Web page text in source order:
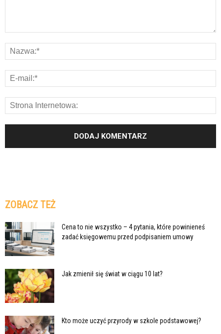
ZOBACZ TEŻ
Cena to nie wszystko – 4 pytania, które powinieneś
zadać księgowemu przed podpisaniem umowy
Jak zmienił się świat w ciągu 10 lat?
Kto może uczyć przyrody w szkole podstawowej?